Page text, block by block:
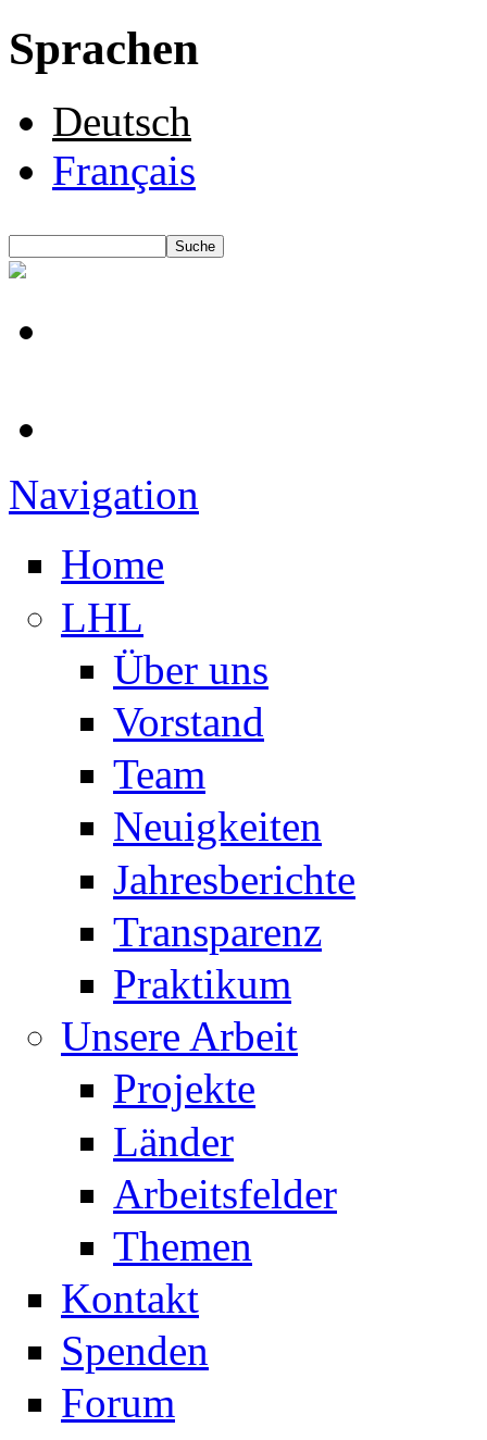
Sprachen
Deutsch
Français
Navigation
Home
LHL
Über uns
Vorstand
Team
Neuigkeiten
Jahresberichte
Transparenz
Praktikum
Unsere Arbeit
Projekte
Länder
Arbeitsfelder
Themen
Kontakt
Spenden
Forum